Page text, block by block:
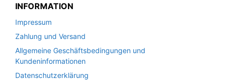
INFORMATION
Impressum
Zahlung und Versand
Allgemeine Geschäftsbedingungen und
Kundeninformationen
Datenschutzerklärung